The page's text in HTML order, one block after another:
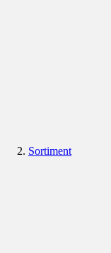
Sortiment